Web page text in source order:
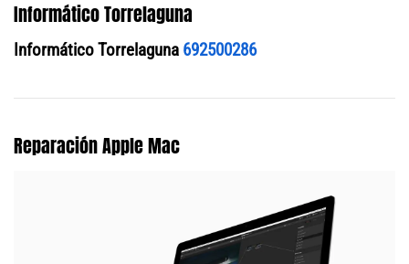
Informático Torrelaguna
Informático Torrelaguna 692500286
Reparación Apple Mac